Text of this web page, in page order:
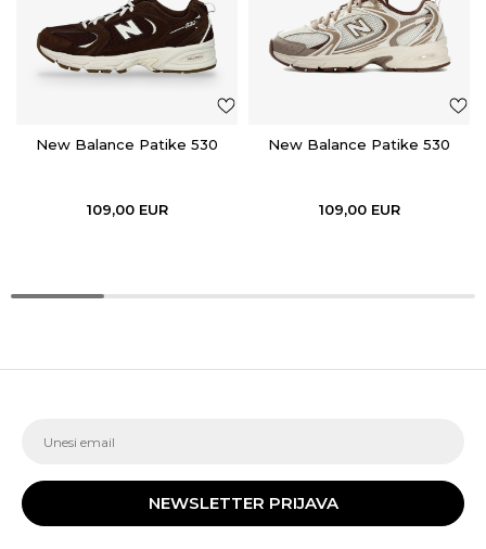
New Balance Patike 530
109,00 EUR
New Balance Patike 530
109,00 EUR
NEWSLETTER PRIJAVA